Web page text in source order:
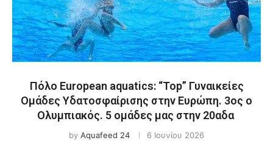
Πόλο Εuropean aquatics: “Top” Γυναικείες
Ομάδες Υδατοσφαίρισης στην Ευρώπη. 3ος ο
Ολυμπιακός. 5 ομάδες μας στην 20αδα
by Aquafeed 24 6 Ιουνίου 2026